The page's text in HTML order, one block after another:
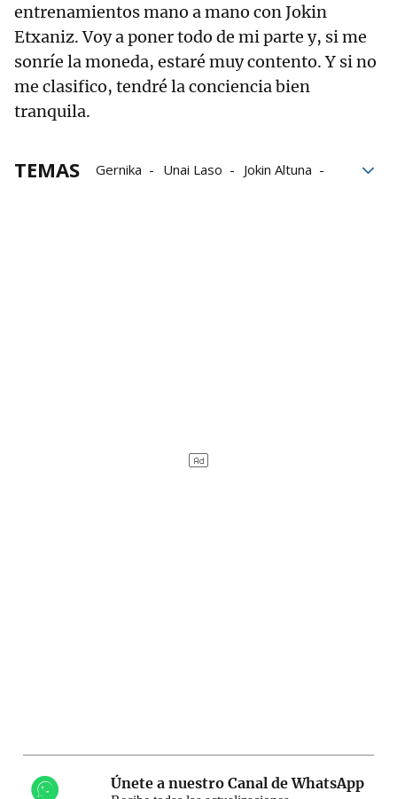
entrenamientos mano a mano con Jokin
Etxaniz. Voy a poner todo de mi parte y, si me
sonríe la moneda, estaré muy contento. Y si no
me clasifico, tendré la conciencia bien
tranquila.
TEMAS Gernika Unai Laso
Jokin Altuna
Únete a nuestro Canal de WhatsApp